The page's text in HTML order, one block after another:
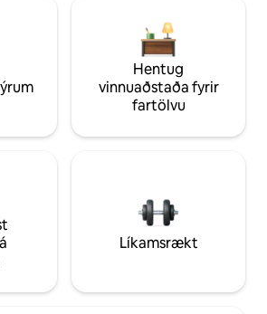
Hentug
vinnuaðstaða fyrir
fartölvu
Líkamsrækt